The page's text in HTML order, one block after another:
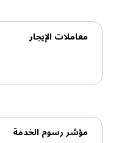
معاملات الإيجار
مؤشر رسوم الخدمة